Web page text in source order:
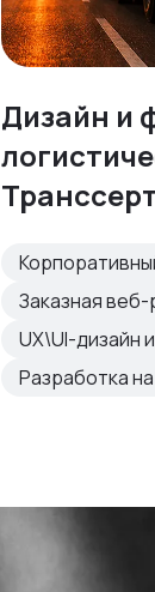
Дизайн и
Заказная
UX\UI-дизайн
Разработка